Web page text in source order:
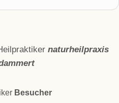
naturheilpraxis
Besucher